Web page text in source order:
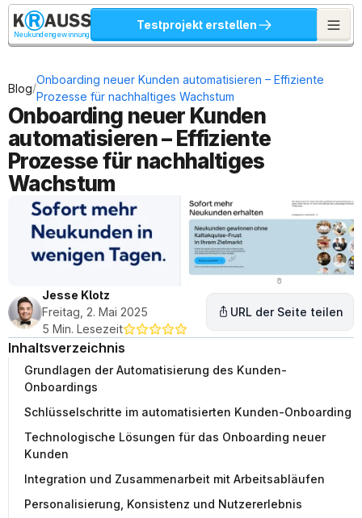
Neukundengewinnung
Testprojekt erstellen
Blog/
Onboarding neuer Kunden automatisieren – Effiziente
Prozesse für nachhaltiges Wachstum
Onboarding neuer Kunden
automatisieren – Effiziente
Prozesse für nachhaltiges
Wachstum
Jesse Klotz
Freitag, 2. Mai 2025
5 Min. Lesezeit
URL der Seite teilen
Inhaltsverzeichnis
Grundlagen der Automatisierung des Kunden-
Onboardings
Schlüsselschritte im automatisierten Kunden-Onboarding
Technologische Lösungen für das Onboarding neuer
Kunden
Integration und Zusammenarbeit mit Arbeitsabläufen
Personalisierung, Konsistenz und Nutzererlebnis